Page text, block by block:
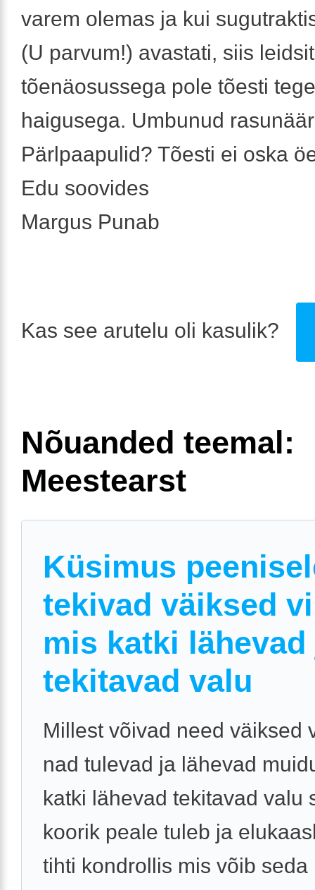
varem olemas ja kui
(U parvum!) avastati, siis
tõenäosussega pole tõesti
haigusega. Umbunud
Pärlpaapulid? Tõesti ei oska
Edu soovides
Margus Punab
Kas see arutelu oli kasulik?
Nõuanded teemal:
Meestearst
Küsimus
tekivad väiksed
mis katki lähevad
tekitavad valu
Millest võivad need väiksed
nad tulevad ja lähevad
katki lähevad tekitavad valu
koorik peale tuleb ja
tihti kondrollis mis võib seda